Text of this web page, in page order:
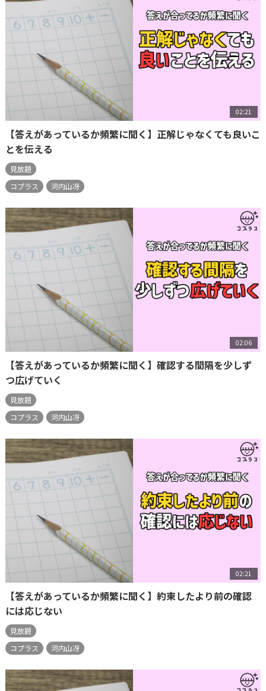
02:21
【答えがあっているか頻繁に聞く】正解じゃなくても良いこ
とを伝える
見放題
コプラス
河内山冴
02:06
【答えがあっているか頻繁に聞く】確認する間隔を少しず
つ広げていく
見放題
コプラス
河内山冴
02:21
【答えがあっているか頻繁に聞く】約束したより前の確認
には応じない
見放題
コプラス
河内山冴